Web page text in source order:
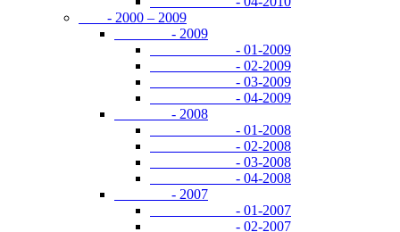
- 2000 – 2009
- 2009
- 01-2009
- 02-2009
- 03-2009
- 04-2009
- 2008
- 01-2008
- 02-2008
- 03-2008
- 04-2008
- 2007
- 01-2007
- 02-2007